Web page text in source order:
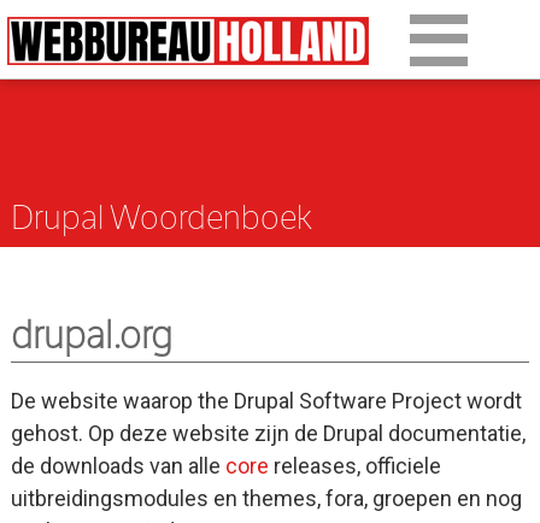
Drupal WoordenboekOver Drupal
Tarieven
Contact
drupal.org
De website waarop the Drupal Software Project wordt
gehost. Op deze website zijn de Drupal documentatie,
de downloads van alle core releases, officiele
uitbreidingsmodules en themes, fora, groepen en nog